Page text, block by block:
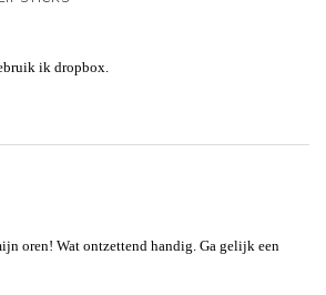
ik dropbox.
oren! Wat ontzettend handig. Ga gelijk een